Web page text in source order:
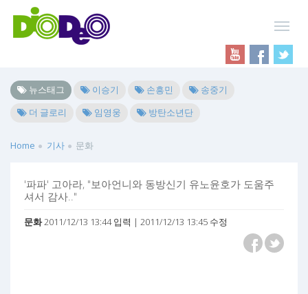
뉴스태그 이승기 손흥민
송중기
더 글로리
임영웅 방탄소년단
Home 기사 문화
'파파' 고아라, "보아언니와 동방신기 유노윤호가 도움주
셔서 감사.."
문화2011/12/13 13:44 입력 | 2011/12/13 13:45 수정